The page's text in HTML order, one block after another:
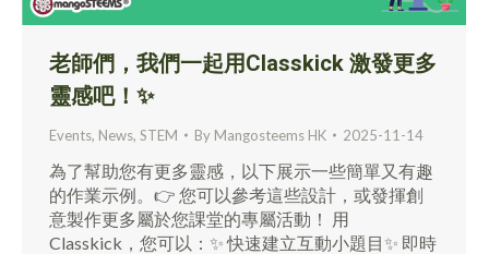
老師們，我們一起用Classkick 激發更多
靈感吧！✨
Events, News, STEM By Mangosteems HK 2025-11-14
為了幫助您有更多靈感，以下展示一些簡單又有趣
的作業示例。👉 您可以參考這些設計，或發揮創
意製作更多屬於您課堂的專屬活動！ 用
Classkick，您可以：✨ 快速建立互動小題目✨ 即時